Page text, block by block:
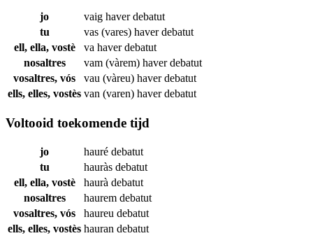
jo vaig haverdebatut
tu
vas (vares) haverdebatut
ell, ella, vostè
va haverdebatut
nosaltres
vam (vàrem) haverdebatut
vosaltres, vós
vau (vàreu) haverdebatut
ells, elles, vostès van (varen) haverdebatut
Voltooid toekomende tijd
jo hauré debatut
tu
hauràs debatut
ell, ella, vostè
haurà debatut
nosaltres
haurem debatut
vosaltres, vós
haureu debatut
ells, elles, vostès hauran debatut